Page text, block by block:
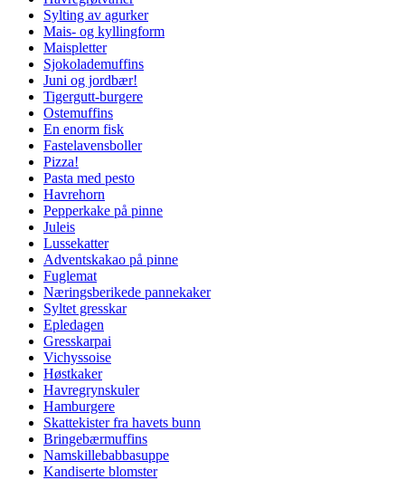
Sylting av agurker
Mais- og kyllingform
Maispletter
Sjokolademuffins
Juni og jordbær!
Tigergutt-burgere
Ostemuffins
En enorm fisk
Fastelavensboller
Pizza!
Pasta med pesto
Havrehorn
Pepperkake på pinne
Juleis
Lussekatter
Adventskakao på pinne
Fuglemat
Næringsberikede pannekaker
Syltet gresskar
Epledagen
Gresskarpai
Vichyssoise
Høstkaker
Havregrynskuler
Hamburgere
Skattekister fra havets bunn
Bringebærmuffins
Namskillebabbasuppe
Kandiserte blomster